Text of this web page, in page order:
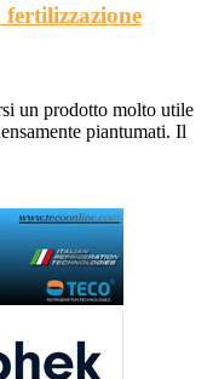
un prodotto molto utile
piantumati. Il